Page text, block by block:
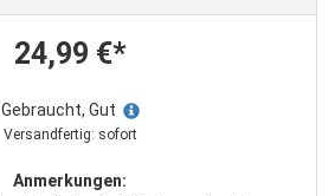
24,99 €*
Gebraucht, Gut
Versandfertig: sofort
Anmerkungen: